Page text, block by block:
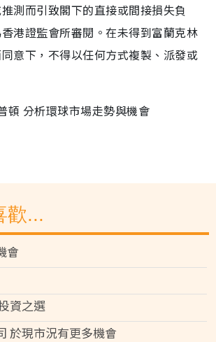
測而引致閣下的直接或間接損失負
港證監會所審閱。在未得到富蘭克林
意下，不得以任何方式複製、派發或
頓 分析環球市場走勢與機會
歡...
會
資之選
於現市況有更多機會